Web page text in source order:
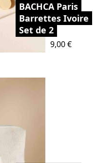
BACHCA Paris
Barrettes Ivoire
Set de 2
Prix
9,00 €